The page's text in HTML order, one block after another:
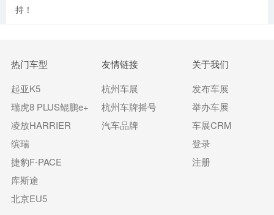
持！
热门车型
起亚K5
瑞虎8 PLUS鲲鹏e+
凌放HARRIER
缤瑞
捷豹F-PACE
库斯途
北京EU5
友情链接
杭州车展
杭州车牌摇号
汽车品牌
关于我们
发布车展
举办车展
车展CRM
登录
注册